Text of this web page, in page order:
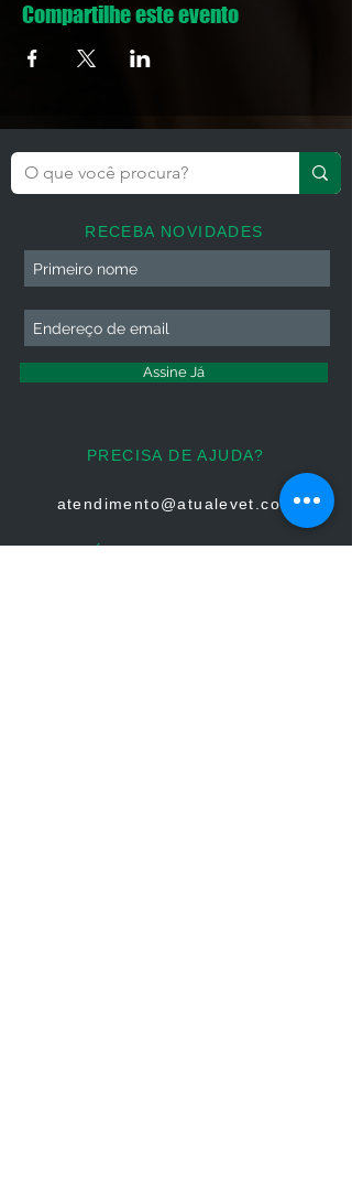
Compartilhe este evento
RECEBA NOVIDADES
Assine Já
PRECISA DE AJUDA?
atendimento@atualevet.com